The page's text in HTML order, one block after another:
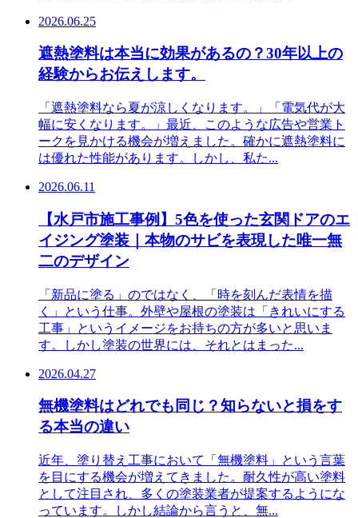
2026.06.25
遮熱塗料は本当に効果があるの？30年以上の
経験からお伝えします。
「遮熱塗料なら夏が涼しくなります。」「電気代が大
幅に安くなります。」最近、このような広告や営業ト
ークを見かける機会が増えました。確かに遮熱塗料に
は優れた性能があります。しかし、私た...
2026.06.11
【水戸市施工事例】5色を使った玄関ドアのエ
イジング塗装｜本物のサビを表現した唯一無
二のデザイン
「新品に塗る」のではなく、「時を刻んだ表情を描
く」という仕事。外壁や屋根の塗装は「きれいにする
工事」というイメージをお持ちの方が多いと思いま
す。しかし塗装の世界には、それとはまった...
2026.04.27
無機塗料はどれでも同じ？知らないと損をす
る本当の違い
近年、塗り替え工事において「無機塗料」という言葉
を目にする機会が増えてきました。耐久性が高い塗料
として注目され、多くの塗装業者が提案するようにな
っています。しかし結論から言うと、無...